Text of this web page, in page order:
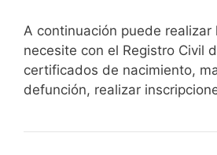
A continuación puede realizar
necesite con el Registro Civil
certificados de nacimiento,
defunción, realizar